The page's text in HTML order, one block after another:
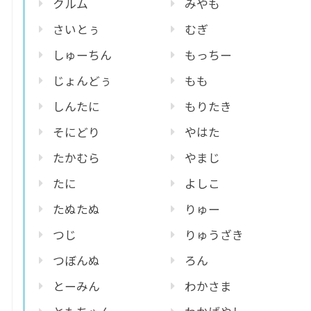
クルム
さいとぅ
しゅーちん
じょんどぅ
しんたに
そにどり
たかむら
たに
たぬたぬ
つじ
つぼんぬ
とーみん
みやも
むぎ
もっちー
もも
もりたき
やはた
やまじ
よしこ
りゅー
りゅうざき
ろん
わかさま